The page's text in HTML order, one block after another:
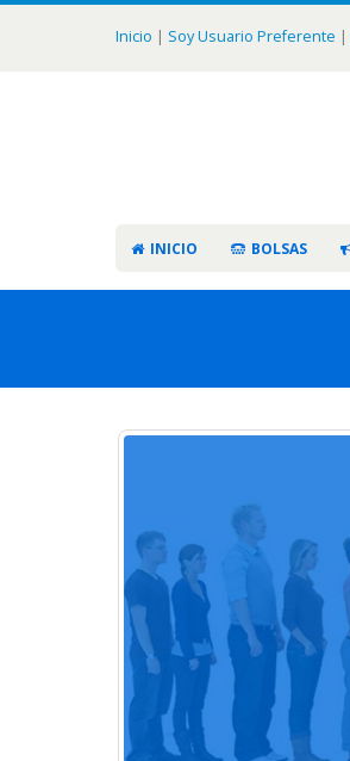
Inicio | Soy Usuario Preferente |
INICIO BOLSAS